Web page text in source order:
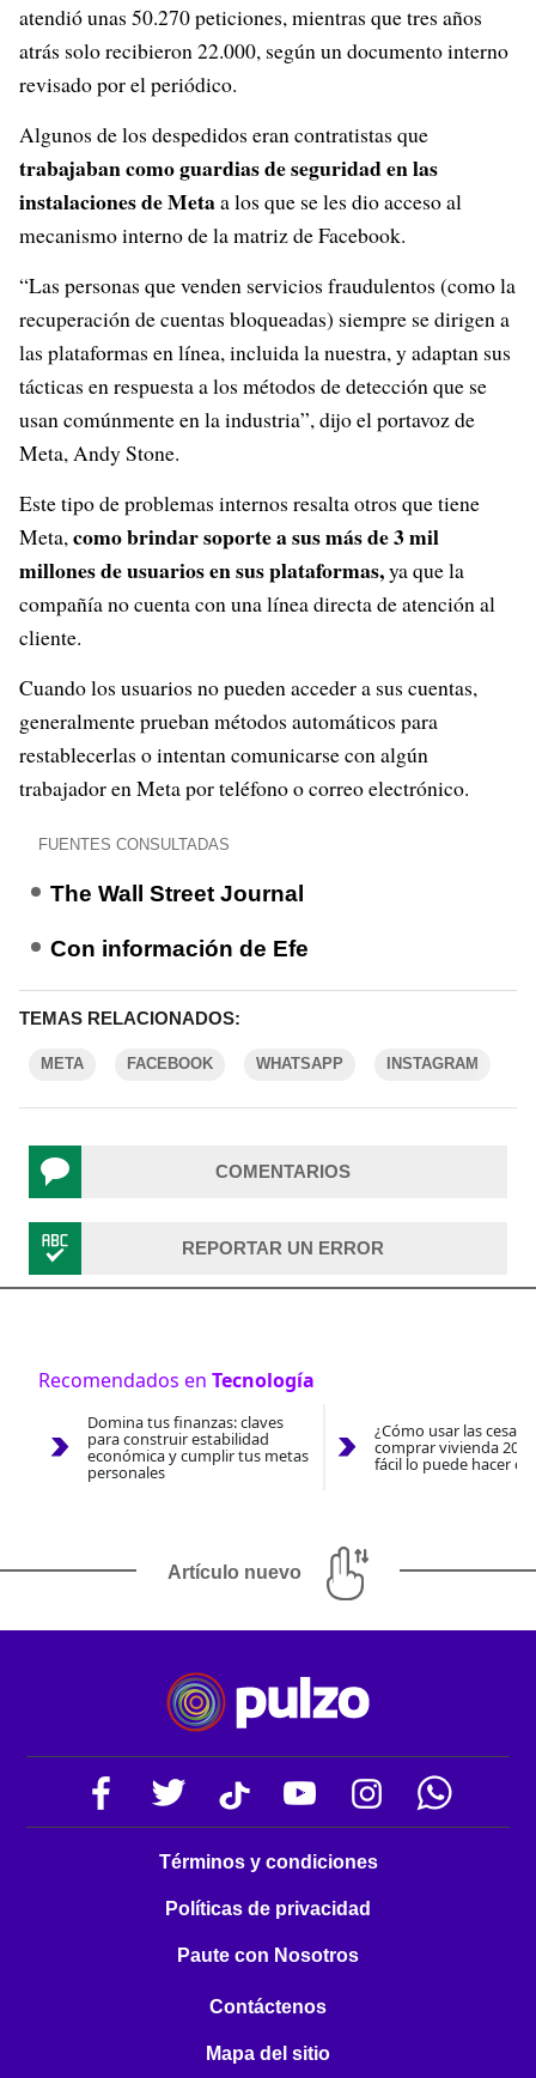
atendió unas 50.270 peticiones, mientras que tres años
atrás solo recibieron 22.000, según un documento interno
revisado por el periódico.
Algunos de los despedidos eran contratistas que
trabajaban como guardias de seguridad en las
instalaciones de Metaa los que se les dio acceso al
mecanismo interno de la matriz de Facebook.
“Las personas que venden servicios fraudulentos (como la
recuperación de cuentas bloqueadas) siempre se dirigen a
las plataformas en línea, incluida la nuestra, y adaptan sus
tácticas en respuesta a los métodos de detección que se
usan comúnmente en la industria”, dijo el portavoz de
Meta, Andy Stone.
Este tipo de problemas internos resalta otros que tiene
Meta,como brindar soporte a sus más de 3 mil
millones de usuarios en sus plataformas,ya que la
compañía no cuenta con una línea directa de atención al
cliente.
Cuando los usuarios no pueden acceder a sus cuentas,
generalmente prueban métodos automáticos para
restablecerlas o intentan comunicarse con algún
trabajador en Meta por teléfono o correo electrónico.
FUENTES CONSULTADAS
The Wall Street Journal
Con información de Efe
TEMAS RELACIONADOS:
META FACEBOOK WHATSAPP INSTAGRAM
COMENTARIOS
REPORTAR UN ERROR
Recomendados en Tecnología
Domina tus finanzas: claves
para construir estabilidad
económica y cumplir tus metas
personales
¿Cómo usar las
comprar vivienda
fácil lo puede hacer
Artículo nuevo
Términos y condiciones
Políticas de privacidad
Paute con Nosotros
Contáctenos
Mapa del sitio